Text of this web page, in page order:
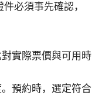
必須事先確認，
實際票價與可用時
預約時，選定符合